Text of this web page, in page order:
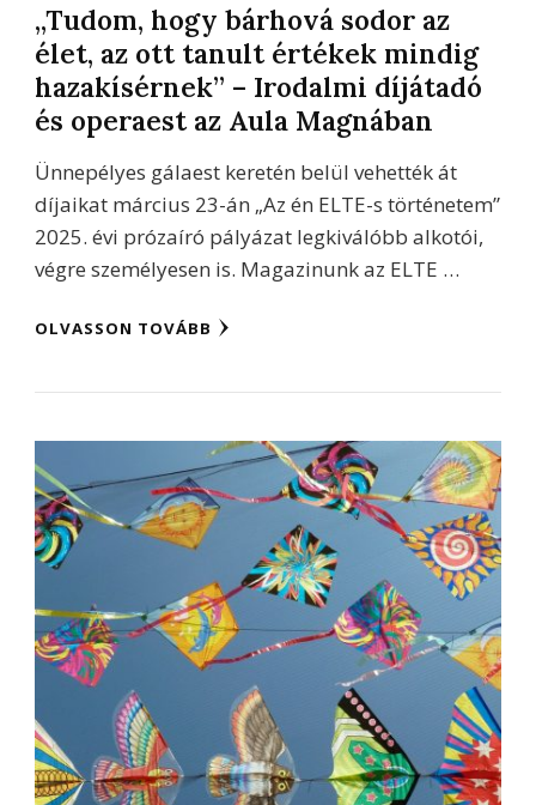
„Tudom, hogy bárhová sodor az
élet, az ott tanult értékek mindig
hazakísérnek” – Irodalmi díjátadó
és operaest az Aula Magnában
Ünnepélyes gálaest keretén belül vehették át
díjaikat március 23-án „Az én ELTE-s történetem”
2025. évi prózaíró pályázat legkiválóbb alkotói,
végre személyesen is. Magazinunk az ELTE …
OLVASSON TOVÁBB